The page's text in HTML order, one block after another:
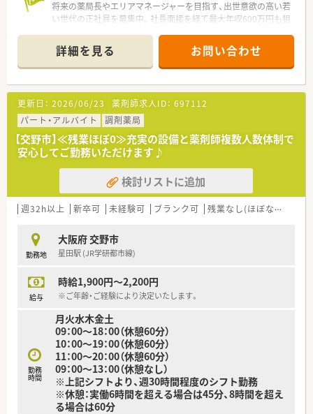
将来の薬局長やエリアマネージャーを目指す、出世意欲の高い若
い世代の正社員を募集中。社長面接を経て最大年収600万円も狙
＊------------------------------------------＊
【店舗情報と応需状況について】
■京阪交野線の交野市駅から徒歩2分という至近距離に位置して
おり、毎日のスマートな徒歩通勤が大変便利な調剤専門薬局で
す。
■門前にあるクリニックより内科をメインに受け付けており、駅
前という好立地から広域の医療機関の処方箋も面で応需しま
す。
■1日あたりの処方箋枚数は平均30枚ほどと落ち着いており、1
人あたり15枚から20枚を丁寧に調剤・投薬できる環境です。
【想定される業務内容】
■門前のクリニックや周辺の医療機関から届く処方箋に基づき、
正確な調剤業務や調剤過誤を未然に防ぐ監査業務を行います。
ひとりの体調に優しく寄り添う親切な服薬指導を実践します。
■調剤業務のほか、店舗に完備されている豊富なOTC医薬品に関
するご案内や、今後の需要を見据えた施設在宅医療を学びます。
【職場環境と雰囲気】
■店舗には常勤薬剤師2名とパート薬剤師1名が在籍しており、
す。
■会社としてかかりつけノルマなどを一切設けていないため、数
字のプレッシャーを受けることなく目の前の医療に集中できま
す。
■若いスタッフが多く活気がある一方で、社内結婚が41組もあ
るほどスタッフ間の横の繋がりが強くアットホームな薬局で
す。
詳細を見る お問い合わせ
更新日： 2026/06/23 薬剤師求人ID： 697112
パート・アルバイト
調剤薬局
【交野市】≪残業ほぼ0≫充実の設備と薬剤師複数人数体制で
安心してご勤務いただけます♪
検討リストに追加
週32h以上 新卒可 未経験可 ブランク可 残業なし(ほぼなし含む)
勤務地
大阪府 交野市
星田駅 (JR学研都市線)
給与
時給1,900円～2,200円
※ご年齢・ご経験により決定いたします。
勤務
時間
月火水木金土
09：00～18：00（休憩60分）
10：00～19：00（休憩60分）
11：00～20：00（休憩60分）
09：00～13：00（休憩なし）
※上記シフトより、週30時間程度のシフト勤務
※休憩：実働6時間を超える場合は45分、8時間を超え
る場合は60分